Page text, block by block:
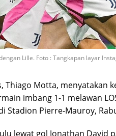
Lille. Foto : Tangkapan layar
Thiago Motta, menyatakan
imbang 1-1 melawan
Stadion Pierre-Mauroy,
lewat gol Jonathan David